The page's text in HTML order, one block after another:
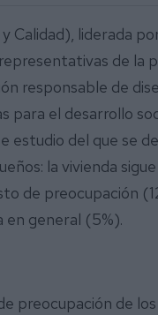
Calidad), liderada
de la
responsable de
para el desarrollo
estudio del que se
la vivienda
de preocupación
en general (5%).
preocupación de